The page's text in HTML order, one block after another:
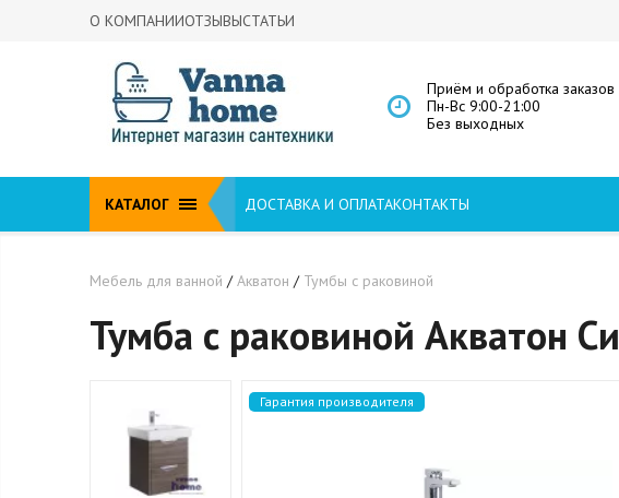
О КОМПАНИИОТЗЫВЫСТАТЬИ
Приём и обработка заказов
Пн-Вс 9:00-21:00
Без выходных
КАТАЛОГ ДОСТАВКА И ОПЛАТАКОНТАКТЫ
Мебель для ванной /Акватон / Тумбы с раковиной
Тумба с раковиной Акватон
Гарантия производителя